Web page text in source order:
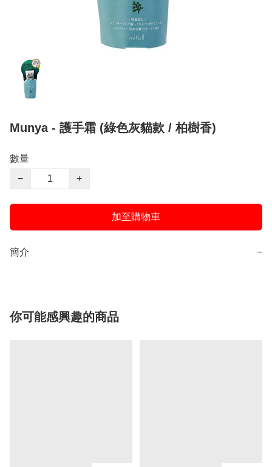
Munya - 護手霜 (綠色灰貓款 / 柏樹香)
數量
−
+
加至購物車
簡介 −
你可能感興趣的商品